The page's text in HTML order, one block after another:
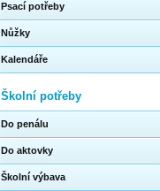
Psací potřeby
Nůžky
Kalendáře
Školní potřeby
Do penálu
Do aktovky
Školní výbava